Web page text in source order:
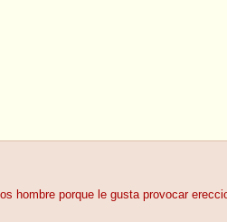
hombre porque le gusta provocar